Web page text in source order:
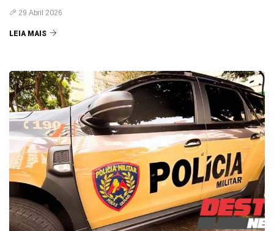
29 Abril 2026
LEIA MAIS